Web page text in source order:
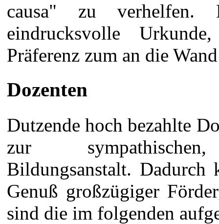
causa" zu
eindrucksvolle
Präferenz zum an die
Dozenten
Dutzende hoch bezahlte
zur
Bildungsanstalt.
Genuß großzügiger
sind die im folgenden